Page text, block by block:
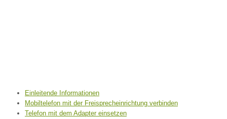
Einleitende Informationen
Mobiltelefon mit der Freisprecheinrichtung verbinden
Telefon mit dem Adapter einsetzen